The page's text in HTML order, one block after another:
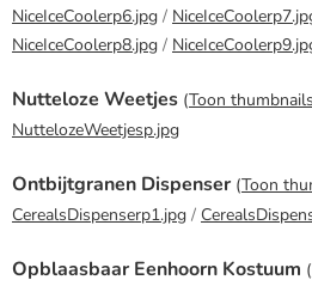
NiceIceCoolerp6.jpg /
NiceIceCoolerp8.jpg /
Nutteloze Weetjes (Toon thumbnails
NuttelozeWeetjesp.jpg
Ontbijtgranen Dispenser (Toon
CerealsDispenserp1.jpg /
Opblaasbaar Eenhoorn Kostuum (